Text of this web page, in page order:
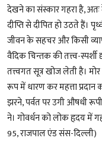
देखने का संस्कार गहरा है,
दीप्ति से दीपित हो उठते हैं।
जीवन के सहचर और किसी
वैदिक चिन्तक की तत्त्व-स्पर्शी
तत्त्वगत सूत्र खोज लेती है।
रूप में धारण कर महत्ता प्रदान
झरने, पर्वत पर उगी औषधी
ने। गोवर्धन को लोक हृदय में
95, राजपाल एंड संस-दिल्ली)